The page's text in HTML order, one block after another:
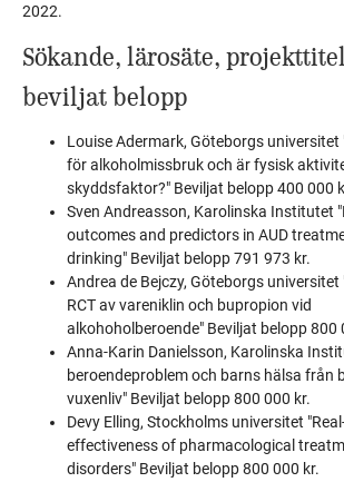
2022.
Sökande, lärosäte,
beviljat belopp
Louise Adermark, Göteborgs universitet
för alkoholmissbruk och är fysisk
skyddsfaktor?" Beviljat belopp 400 000
Sven Andreasson, Karolinska Institutet
outcomes and predictors in AUD
drinking" Beviljat belopp 791 973 kr.
Andrea de Bejczy, Göteborgs
RCT av vareniklin och bupropion vid
alkohoholberoende" Beviljat belopp 800
Anna-Karin Danielsson, Karolinska
beroendeproblem och barns hälsa från
vuxenliv" Beviljat belopp 800 000 kr.
Devy Elling, Stockholms universitet
effectiveness of pharmacological
disorders" Beviljat belopp 800 000 kr.